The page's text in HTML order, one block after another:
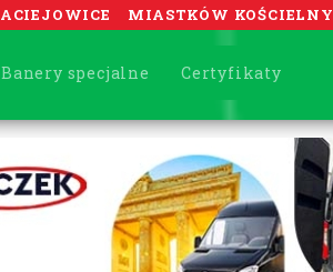
MIASTKÓW KOŚCIELNY
Banery specjalne Certyfikaty